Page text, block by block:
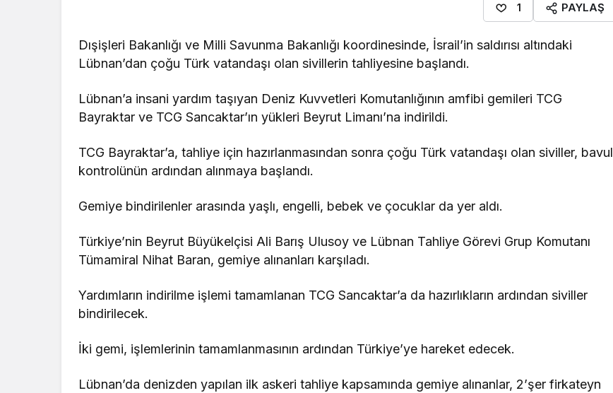
1 PAYLAŞ
Dışişleri Bakanlığı ve Milli Savunma Bakanlığı koordinesinde, İsrail’in saldırısı altındaki
Lübnan’dan çoğu Türk vatandaşı olan sivillerin tahliyesine başlandı.
Lübnan’a insani yardım taşıyan Deniz Kuvvetleri Komutanlığının amfibi gemileri TCG
Bayraktar ve TCG Sancaktar’ın yükleri Beyrut Limanı’na indirildi.
TCG Bayraktar’a, tahliye için hazırlanmasından sonra çoğu Türk vatandaşı olan siviller, bavul
kontrolünün ardından alınmaya başlandı.
Gemiye bindirilenler arasında yaşlı, engelli, bebek ve çocuklar da yer aldı.
Türkiye’nin Beyrut Büyükelçisi Ali Barış Ulusoy ve Lübnan Tahliye Görevi Grup Komutanı
Tümamiral Nihat Baran, gemiye alınanları karşıladı.
Yardımların indirilme işlemi tamamlanan TCG Sancaktar’a da hazırlıkların ardından siviller
bindirilecek.
İki gemi, işlemlerinin tamamlanmasının ardından Türkiye’ye hareket edecek.
Lübnan’da denizden yapılan ilk askeri tahliye kapsamında gemiye alınanlar, 2’şer firkateyn